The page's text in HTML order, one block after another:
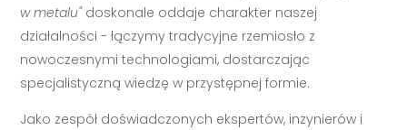
w metalu"doskonale oddaje charakter naszej
działalności - łączymy tradycyjne rzemiosło z
nowoczesnymi technologiami, dostarczając
specjalistyczną wiedzę w przystępnej formie.
Jako zespół doświadczonych ekspertów, inżynierów i